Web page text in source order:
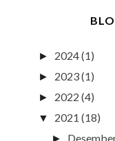
► 2024(1)
► 2023(1)
► 2022 (4)
▼ 2021 (18)
►